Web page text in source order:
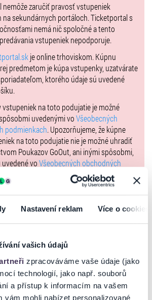
Nastavení reklam Více o cookies
vašich údajů
zpracováváme vaše údaje (jako
technologií, jako např. souborů
a přístup k informacím na vašem
vám mohli nabízet personalizované
Labuda / Viktor Vincze
/ Zuzana Nováková
/ Jana Feketeová
Peťovský
Gažiová
/ Dorota Sklenáriková
/ Matúš Buch
/ Tomáš Vincze
80 minút
si môžete rezervovať na mailovej
zaručiť pravosť vstupeniek
na sekundárnych portáloch. Ticketportal s
nemá nič spoločné a tento
vstupeniek nepodporuje.
je online trhoviskom. Kúpnu
predmetom je kúpa vstupenky, uzatvárate
ktorého údaje sú uvedené
vstupeniek na toto podujatie je možné
uvedenými voVšeobecných
podmienkach. Upozorňujeme, že kúpne
na toto podujatie nie je možné uhradiť
Poukazov GoOut, ani inými spôsobmi,
voVšeobecných obchodných
. Poukazy GoOut môžete využiť pri nákupe
našej stránke
goout.net, ak tam nie je
sa v zmysle čl. 30 ods. 1 písm. e) nariadenia
(Akt o digitálnych službách, DSA) zaviazal
sú v súlade s uplatniteľným právom
Príslušné informácie a kontakty podľa
na stránke
tu